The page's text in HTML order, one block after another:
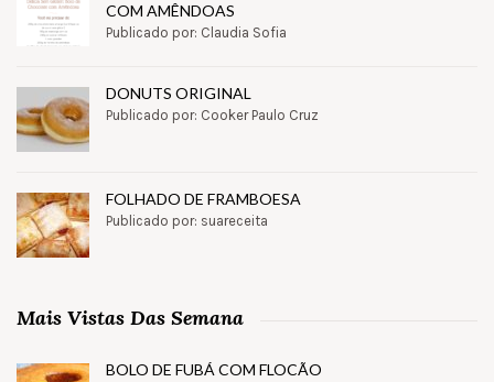
COM AMÊNDOAS
Publicado por: Claudia Sofia
DONUTS ORIGINAL
Publicado por: Cooker Paulo Cruz
FOLHADO DE FRAMBOESA
Publicado por: suareceita
Mais Vistas Das Semana
BOLO DE FUBÁ COM FLOCÃO